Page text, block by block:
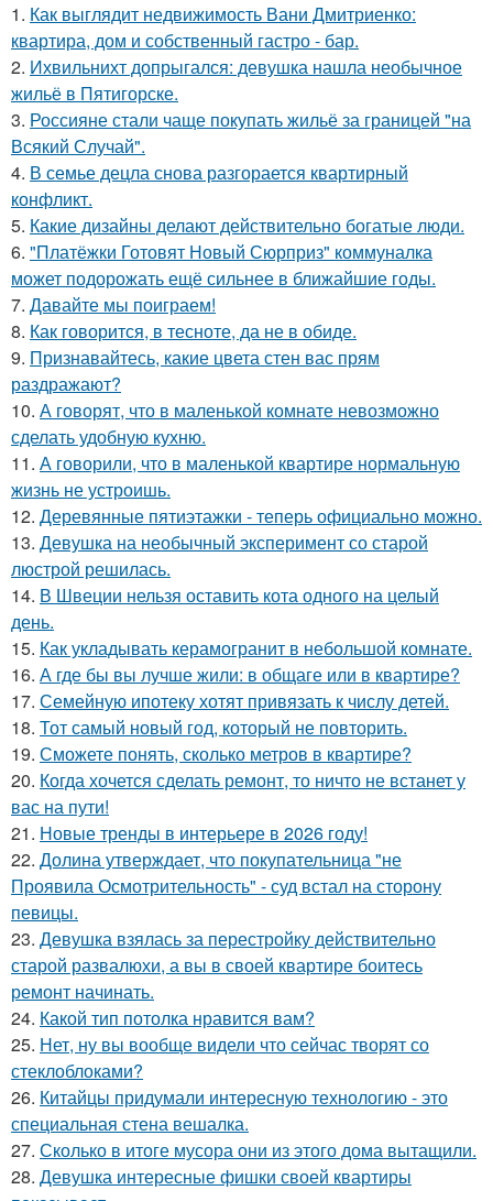
1. Как выглядит недвижимость Вани Дмитриенко:
квартира, дом и собственный гастро - бар.
2. Ихвильнихт допрыгался: девушка нашла необычное
жильё в Пятигорске.
3. Россияне стали чаще покупать жильё за границей "на
Всякий Случай".
4. В семье децла снова разгорается квартирный
конфликт.
5. Какие дизайны делают действительно богатые люди.
6. "Платёжки Готовят Новый Сюрприз" коммуналка
может подорожать ещё сильнее в ближайшие годы.
7. Давайте мы поиграем!
8. Как говорится, в тесноте, да не в обиде.
9. Признавайтесь, какие цвета стен вас прям
раздражают?
10. А говорят, что в маленькой комнате невозможно
сделать удобную кухню.
11. А говорили, что в маленькой квартире нормальную
жизнь не устроишь.
12. Деревянные пятиэтажки - теперь официально можно.
13. Девушка на необычный эксперимент со старой
люстрой решилась.
14. В Швеции нельзя оставить кота одного на целый
день.
15. Как укладывать керамогранит в небольшой комнате.
16. А где бы вы лучше жили: в общаге или в квартире?
17. Семейную ипотеку хотят привязать к числу детей.
18. Тот самый новый год, который не повторить.
19. Сможете понять, сколько метров в квартире?
20. Когда хочется сделать ремонт, то ничто не встанет у
вас на пути!
21. Новые тренды в интерьере в 2026 году!
22. Долина утверждает, что покупательница "не
Проявила Осмотрительность" - суд встал на сторону
певицы.
23. Девушка взялась за перестройку действительно
старой развалюхи, а вы в своей квартире боитесь
ремонт начинать.
24. Какой тип потолка нравится вам?
25. Нет, ну вы вообще видели что сейчас творят со
стеклоблоками?
26. Китайцы придумали интересную технологию - это
специальная стена вешалка.
27. Сколько в итоге мусора они из этого дома вытащили.
28. Девушка интересные фишки своей квартиры